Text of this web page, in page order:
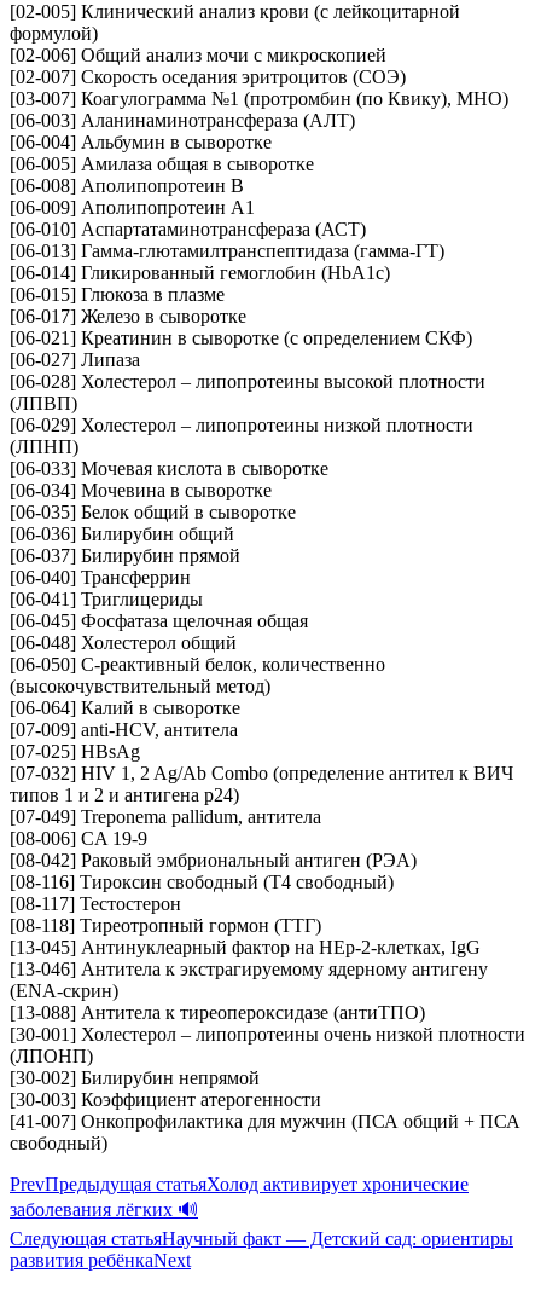
[02-005] Клинический анализ крови (c лейкоцитарной
формулой)
[02-006] Общий анализ мочи с микроскопией
[02-007] Скорость оседания эритроцитов (СОЭ)
[03-007] Коагулограмма №1 (протромбин (по Квику), МНО)
[06-003] Аланинаминотрансфераза (АЛТ)
[06-004] Альбумин в сыворотке
[06-005] Амилаза общая в сыворотке
[06-008] Аполипопротеин B
[06-009] Аполипопротеин A1
[06-010] Аспартатаминотрансфераза (АСТ)
[06-013] Гамма-глютамилтранспептидаза (гамма-ГТ)
[06-014] Гликированный гемоглобин (HbA1c)
[06-015] Глюкоза в плазме
[06-017] Железо в сыворотке
[06-021] Креатинин в сыворотке (с определением СКФ)
[06-027] Липаза
[06-028] Холестерол – липопротеины высокой плотности
(ЛПВП)
[06-029] Холестерол – липопротеины низкой плотности
(ЛПНП)
[06-033] Мочевая кислота в сыворотке
[06-034] Мочевина в сыворотке
[06-035] Белок общий в сыворотке
[06-036] Билирубин общий
[06-037] Билирубин прямой
[06-040] Трансферрин
[06-041] Триглицериды
[06-045] Фосфатаза щелочная общая
[06-048] Холестерол общий
[06-050] С-реактивный белок, количественно
(высокочувствительный метод)
[06-064] Калий в сыворотке
[07-009] anti-HCV, антитела
[07-025] HBsAg
[07-032] HIV 1, 2 Ag/Ab Combo (определение антител к ВИЧ
типов 1 и 2 и антигена p24)
[07-049] Treponema pallidum, антитела
[08-006] CA 19-9
[08-042] Раковый эмбриональный антиген (РЭА)
[08-116] Тироксин свободный (Т4 свободный)
[08-117] Тестостерон
[08-118] Тиреотропный гормон (ТТГ)
[13-045] Антинуклеарный фактор на HEp-2-клетках, IgG
[13-046] Антитела к экстрагируемому ядерному антигену
(ENA-скрин)
[13-088] Антитела к тиреопероксидазе (антиТПО)
[30-001] Холестерол – липопротеины очень низкой плотности
(ЛПОНП)
[30-002] Билирубин непрямой
[30-003] Коэффициент атерогенности
[41-007] Онкопрофилактика для мужчин (ПСА общий + ПСА
свободный)
PrevПредыдущая статьяХолод активирует хронические
заболевания лёгких 🔊
Следующая статьяНаучный факт — Детский сад: ориентиры
развития ребёнкаNext